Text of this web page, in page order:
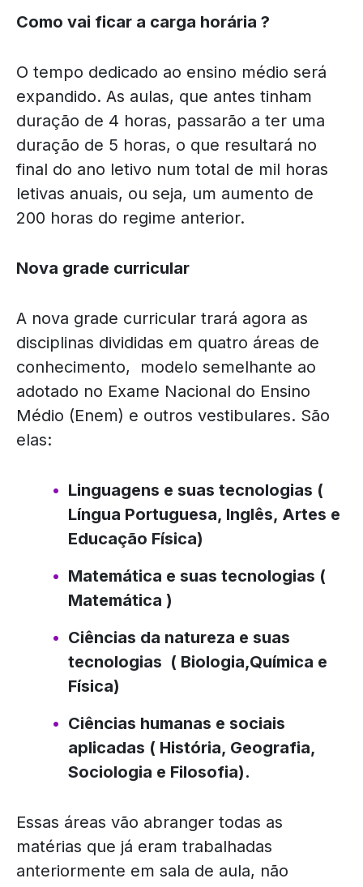
Como vai ficar a carga horária ?
O tempo dedicado ao ensino médio será
expandido. As aulas, que antes tinham
duração de 4 horas, passarão a ter uma
duração de 5 horas, o que resultará no
final do ano letivo num total de mil horas
letivas anuais, ou seja, um aumento de
200 horas do regime anterior.
Nova grade curricular
A nova grade curricular trará agora as
disciplinas divididas em quatro áreas de
conhecimento, modelo semelhante ao
adotado no Exame Nacional do Ensino
Médio (Enem) e outros vestibulares. São
elas:
Linguagens e suas tecnologias (
Língua Portuguesa, Inglês, Artes e
Educação Física)
Matemática e suas tecnologias (
Matemática )
Ciências da natureza e suas
tecnologias ( Biologia,Química e
Física)
Ciências humanas e sociais
aplicadas ( História, Geografia,
Sociologia e Filosofia).
Essas áreas vão abranger todas as
matérias que já eram trabalhadas
anteriormente em sala de aula, não